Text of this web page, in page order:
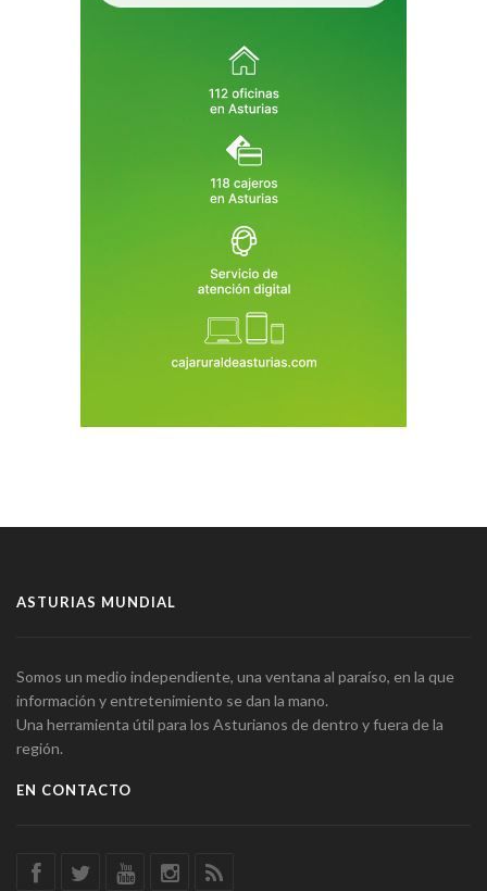
ASTURIAS MUNDIAL
Somos un medio independiente, una ventana al paraíso, en la que
información y entretenimiento se dan la mano.
Una herramienta útil para los Asturianos de dentro y fuera de la
región.
EN CONTACTO